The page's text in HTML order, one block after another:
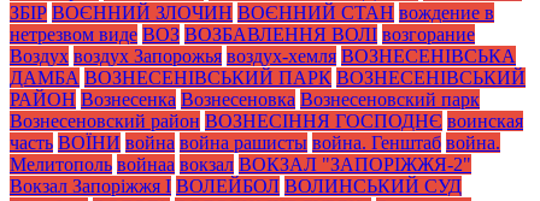
ЗБІР ВОЄННИЙ ЗЛОЧИН ВОЄННИЙ СТАН вождение в
нетрезвом виде ВОЗ ВОЗБАВЛЕННЯ ВОЛІ возгорание
Воздух воздух Запорожья воздух-хемля ВОЗНЕСЕНІВСЬКА
ДАМБА ВОЗНЕСЕНІВСЬКИЙ ПАРК ВОЗНЕСЕНІВСЬКИЙ
РАЙОН Вознесенка Вознесеновка Вознесеновский парк
Вознесеновский район ВОЗНЕСІННЯ ГОСПОДНЄ воинская
часть ВОЇНИ война война рашисты война. Генштаб война.
Мелитополь войнаа вокзал ВОКЗАЛ "ЗАПОРІЖЖЯ-2"
Вокзал Запоріжжя І ВОЛЕЙБОЛ ВОЛИНСЬКИЙ СУД